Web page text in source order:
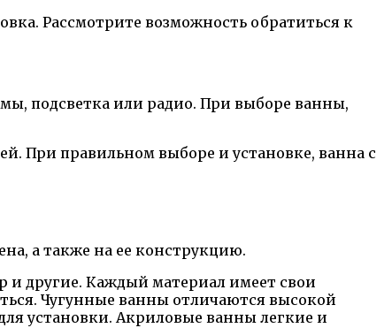
Рассмотрите возможность обратиться к
подсветка или радио. При выборе ванны,
При правильном выборе и установке, ванна с
а также на ее конструкцию.
и другие. Каждый материал имеет свои
Чугунные ванны отличаются высокой
установки. Акриловые ванны легкие и